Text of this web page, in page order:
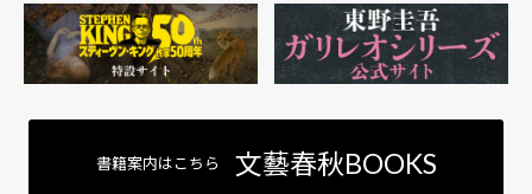
書籍案内はこちら 文藝春秋BOOKS